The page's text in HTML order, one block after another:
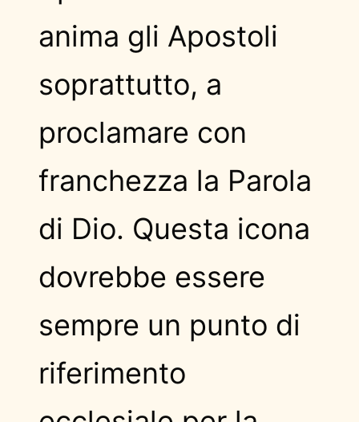
anima gli Apostoli
soprattutto, a
proclamare con
franchezza la Parola
di Dio. Questa icona
dovrebbe essere
sempre un punto di
riferimento